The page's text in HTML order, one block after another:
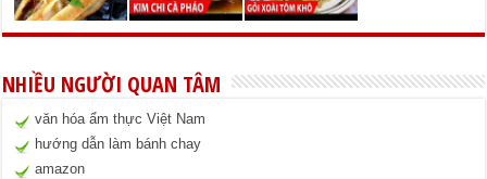
NHIỀU NGƯỜI QUAN TÂM
văn hóa ẩm thực Việt Nam
hướng dẫn làm bánh chay
amazon